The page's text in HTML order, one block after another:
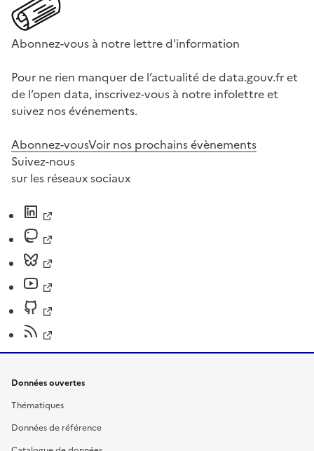
Abonnez-vous à notre lettre d'information
Pour ne rien manquer de l’actualité de data.gouv.fr et
de l’open data, inscrivez-vous à notre infolettre et
suivez nos événements.
Abonnez-vousVoir nos prochains évènements
Suivez-nous
sur les réseaux sociaux
Données ouvertes
Thématiques
Données de référence